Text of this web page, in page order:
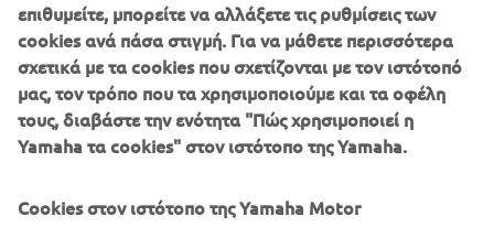
Yamaha's partnership with ASO and RCS covers all the
Grand Tour events for the next three years, and the
NIKEN will also be supporting the forthcoming La Vuelta
from 24th August - 15th September, as well as many
other major cycling events in Belgium, France, Italy, and
Spain.
https://www.letour.fr/en/overall-route
επιθυμείτε, μπορείτε να αλλάξετε τις ρυθμίσεις των
cookies ανά πάσα στιγμή. Για να μάθετε περισσότερα
σχετικά με τα cookies που σχετίζονται με τον ιστότοπό
μας, τον τρόπο που τα χρησιμοποιούμε και τα οφέλη
τους, διαβάστε την ενότητα "Πώς χρησιμοποιεί η
Yamaha τα cookies" στον ιστότοπο της Yamaha.
Cookies στον ιστότοπο της Yamaha Motor